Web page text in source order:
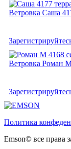
Ветровка Саша
Ветровка Роман
Политика
Emson© все права